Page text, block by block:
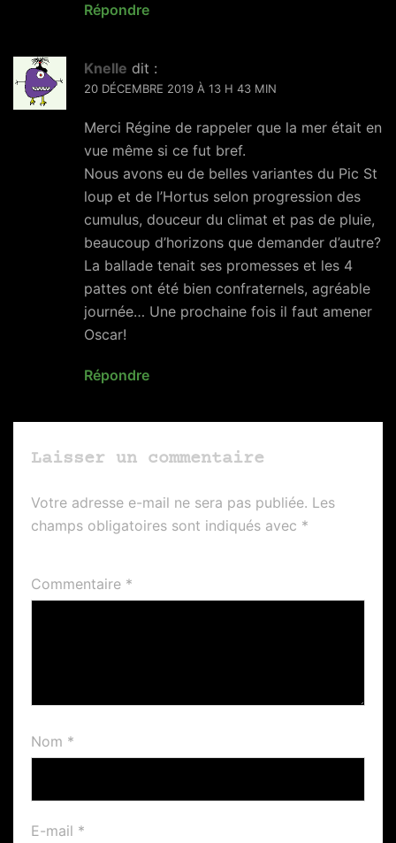
Répondre
Knelle dit :
20 DÉCEMBRE 2019 À 13 H 43 MIN
Merci Régine de rappeler que la mer était en
vue même si ce fut bref.
Nous avons eu de belles variantes du Pic St
loup et de l’Hortus selon progression des
cumulus, douceur du climat et pas de pluie,
beaucoup d’horizons que demander d’autre?
La ballade tenait ses promesses et les 4
pattes ont été bien confraternels, agréable
journée… Une prochaine fois il faut amener
Oscar!
Répondre
Laisser un commentaire
Votre adresse e-mail ne sera pas publiée. Les
champs obligatoires sont indiqués avec *
Commentaire *
Nom *
E-mail *